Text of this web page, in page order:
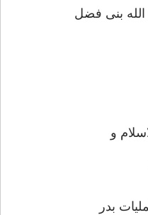
فضل
و
بدر